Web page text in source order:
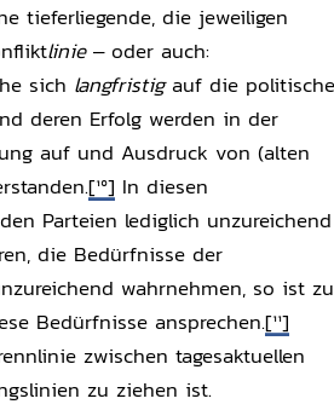
tieferliegende, die jeweiligen
linie– oder auch:
sich langfristigauf die politische
deren Erfolg werden in der
auf und Ausdruck von (alten
[10] In diesen
Parteien lediglich unzureichend
die Bedürfnisse der
wahrnehmen, so ist zu
Bedürfnisse ansprechen.[11]
zwischen tagesaktuellen
zu ziehen ist.